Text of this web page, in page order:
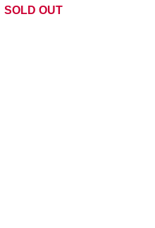
SOLD OUT